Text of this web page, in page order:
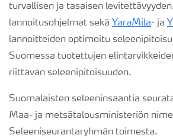
turvallisen ja tasaisen
lannoitusohjelmat sekä YaraMila- ja
lannoitteiden optimoitu
Suomessa tuotettujen
riittävän seleenipitoisuuden.
Suomalaisten seleeninsaantia
Maa- ja metsätalousministeriön
Seleeniseurantaryhmän toimesta.